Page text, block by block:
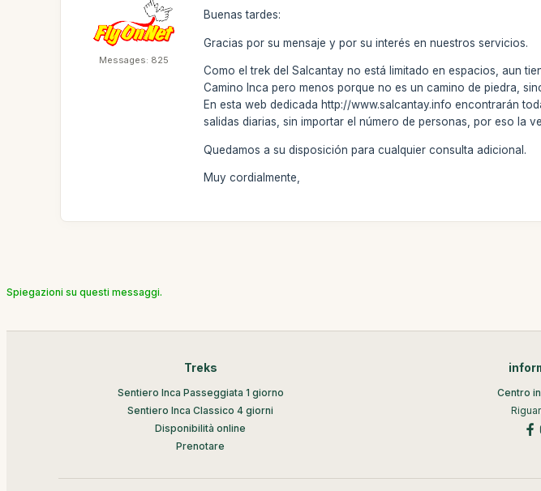
Messages: 825
Buenas tardes:
Gracias por su mensaje y por su interés en nuestros servicios.
Como el trek del Salcantay no está limitado en espacios, aun
Camino Inca pero menos porque no es un camino de piedra,
En esta web dedicada http://www.salcantay.info encontrarán
salidas diarias, sin importar el número de personas, por eso la
Quedamos a su disposición para cualquier consulta adicional.
Muy cordialmente,
Spiegazioni su questi messaggi.
Treks
Sentiero Inca Passeggiata 1 giorno
Sentiero Inca Classico 4 giorni
Disponibilità online
Prenotare
Centro